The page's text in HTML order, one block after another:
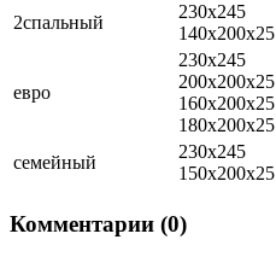
2спальный
230х245
140х200х25
евро
230х245
200х200х25
160х200х25
180х200х25
семейный
230х245
150х200х25
Комментарии (0)